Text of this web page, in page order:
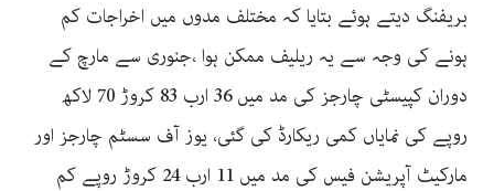
بریفنگ دیتے ہوئے بتایا کہ مختلف مدوں میں اخراجات کم
ہونے کی وجہ سے یہ ریلیف ممکن ہوا ،جنوری سے مارچ کے
دوران کپیسٹی چارجز کی مد میں 36 ارب 83 کروڑ 70 لاکھ
روپے کی نمایاں کمی ریکارڈ کی گئی، یوز آف سسٹم چارجز اور
مارکیٹ آپریشن فیس کی مد میں 11 ارب 24 کروڑ روپے کم